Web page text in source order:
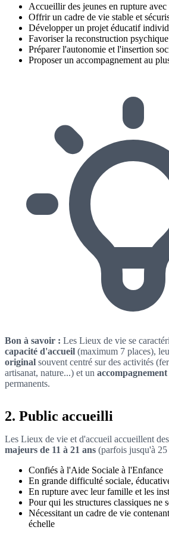
Accueillir des jeunes en rupture
Offrir un cadre de vie stable et
Développer un projet éducatif
Favoriser la reconstruction
Préparer l'autonomie et l'insertion
Proposer un accompagnement au
Bon à savoir : Les Lieux de vie se
capacité d'accueil (maximum 7 places),
original souvent centré sur des activités
artisanat, nature...) et un
permanents.
2. Public accueilli
Les Lieux de vie et d'accueil accueillent des
majeurs de 11 à 21 ans (parfois jusqu'à 25
Confiés à l'Aide Sociale à l'Enfance
En grande difficulté sociale,
En rupture avec leur famille et les
Pour qui les structures classiques ne
Nécessitant un cadre de vie
échelle